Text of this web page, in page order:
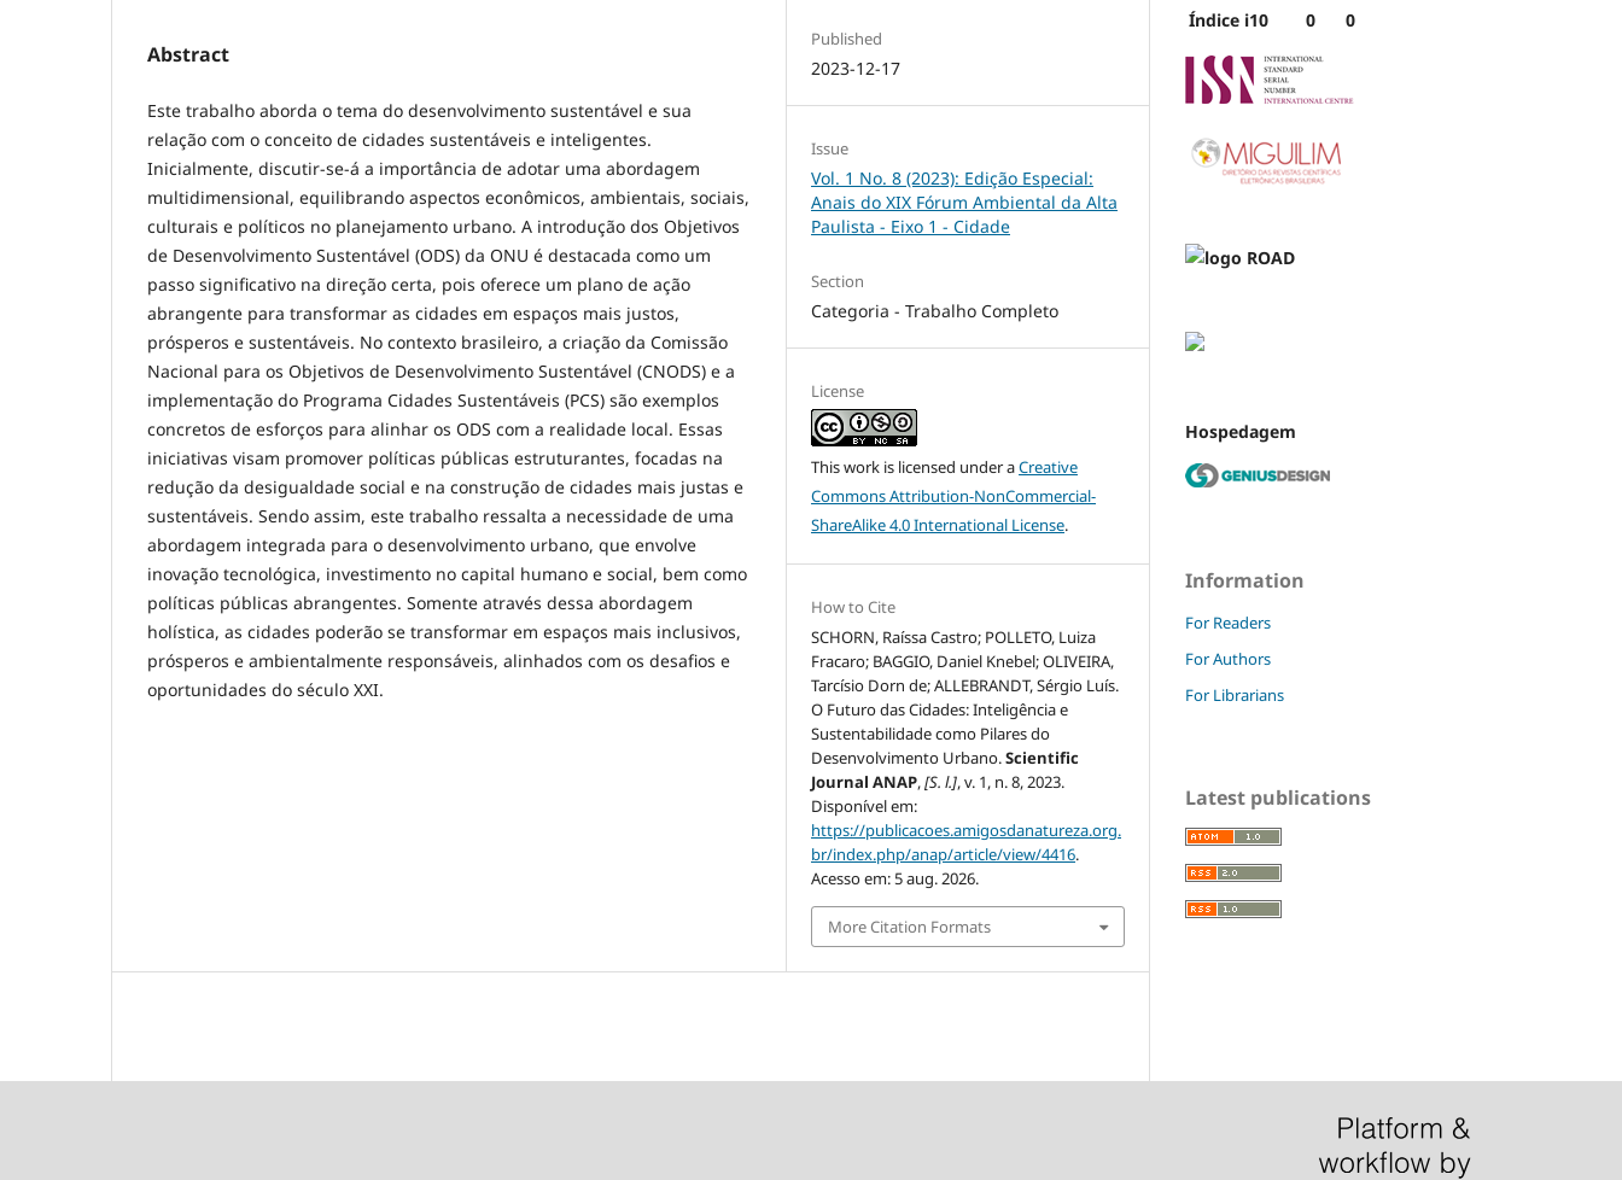
Abstract
Este trabalho aborda o tema do desenvolvimento sustentável e sua
relação com o conceito de cidades sustentáveis e inteligentes.
Inicialmente, discutir-se-á a importância de adotar uma abordagem
multidimensional, equilibrando aspectos econômicos, ambientais, sociais,
culturais e políticos no planejamento urbano. A introdução dos Objetivos
de Desenvolvimento Sustentável (ODS) da ONU é destacada como um
passo significativo na direção certa, pois oferece um plano de ação
abrangente para transformar as cidades em espaços mais justos,
prósperos e sustentáveis. No contexto brasileiro, a criação da Comissão
Nacional para os Objetivos de Desenvolvimento Sustentável (CNODS) e a
implementação do Programa Cidades Sustentáveis ​​(PCS) são exemplos
concretos de esforços para alinhar os ODS com a realidade local. Essas
iniciativas visam promover políticas públicas estruturantes, focadas na
redução da desigualdade social e na construção de cidades mais justas e
sustentáveis. Sendo assim, este trabalho ressalta a necessidade de uma
abordagem integrada para o desenvolvimento urbano, que envolve
inovação tecnológica, investimento no capital humano e social, bem como
políticas públicas abrangentes. Somente através dessa abordagem
holística, as cidades poderão se transformar em espaços mais inclusivos,
prósperos e ambientalmente responsáveis, alinhados com os desafios e
oportunidades do século XXI.
Published
2023-12-17
Issue
Vol. 1 No. 8 (2023): Edição Especial:
Anais do XIX Fórum Ambiental da Alta
Paulista - Eixo 1 - Cidade
Section
Categoria - Trabalho Completo
License
This work is licensed under aCreative
Commons Attribution-NonCommercial-
ShareAlike 4.0 International License.
How to Cite
SCHORN, Raíssa Castro; POLLETO, Luiza
Fracaro; BAGGIO, Daniel Knebel; OLIVEIRA,
Tarcísio Dorn de; ALLEBRANDT, Sérgio Luís.
O Futuro das Cidades: Inteligência e
Sustentabilidade como Pilares do
Desenvolvimento Urbano.Scientific
Journal ANAP,[S. l.], v. 1, n. 8, 2023.
Disponível em:
https://publicacoes.amigosdanatureza.org.
br/index.php/anap/article/view/4416.
Acesso em: 5 aug. 2026.
More Citation Formats
Índice i10
0 0
Hospedagem
Information
For Readers
For Authors
For Librarians
Latest publications